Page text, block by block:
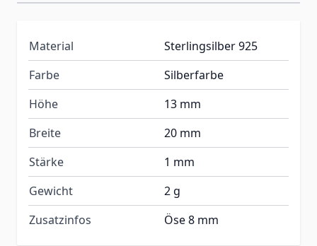
Material
Sterlingsilber 925
Farbe
Silberfarbe
Höhe
13 mm
Breite
20 mm
Stärke
1 mm
Gewicht
2 g
Zusatzinfos
Öse 8 mm